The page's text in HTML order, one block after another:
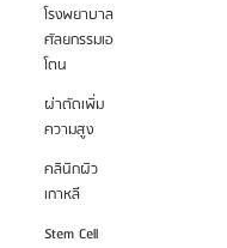
โรงพยาบาล
ศัลยกรรมเอ
โตน
ผ่าตัดเพิ่ม
ความสูง
คลินิกผิว
เกาหลี
Stem Cell